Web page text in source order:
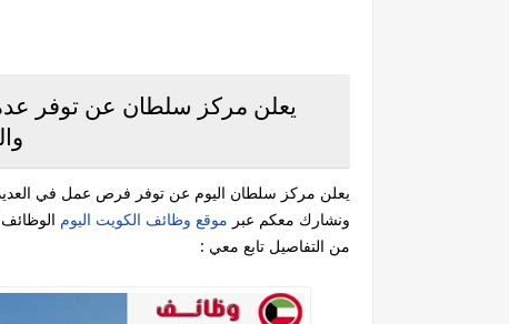
يعلن مركز سلطان عن توفر
يعلن مركز سلطان اليوم عن توفر فرص عمل في
ونشارك معكم عبر موقع وظائف الكويت اليوم
من التفاصيل تابع معي :